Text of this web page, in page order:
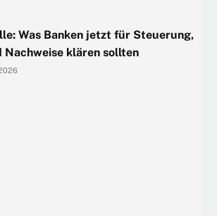
Was Banken jetzt für Steuerung,
Nachweise klären sollten